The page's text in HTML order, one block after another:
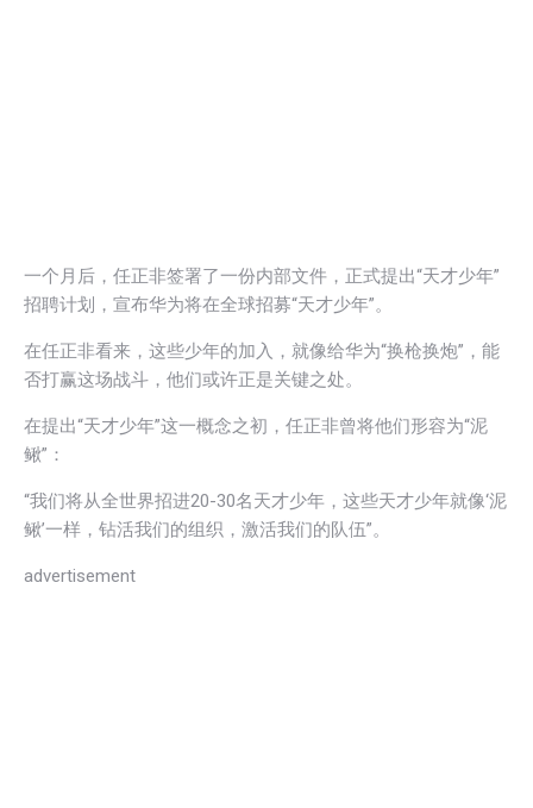
一个月后，任正非签署了一份内部文件，正式提出“天才少年”
招聘计划，宣布华为将在全球招募“天才少年”。
在任正非看来，这些少年的加入，就像给华为“换枪换炮”，能
否打赢这场战斗，他们或许正是关键之处。
在提出“天才少年”这一概念之初，任正非曾将他们形容为“泥
鳅”：
“我们将从全世界招进20-30名天才少年，这些天才少年就像‘泥
鳅’一样，钻活我们的组织，激活我们的队伍”。
advertisement